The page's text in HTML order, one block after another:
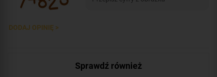
DODAJ OPINIĘ >
Sprawdź również